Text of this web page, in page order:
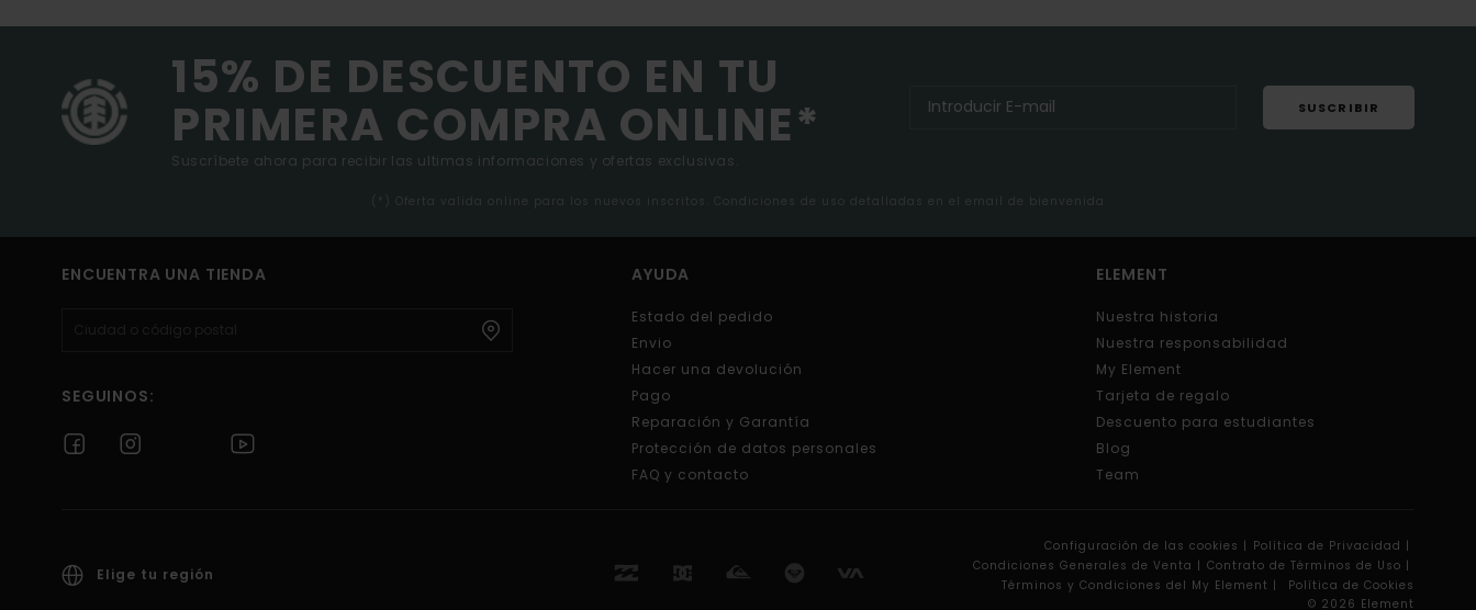
15% DE DESCUENTO EN TU
PRIMERA COMPRA ONLINE*
Suscríbete ahora para recibir las ultimas informaciones y ofertas exclusivas.
SUSCRIBIR
(*) Oferta valida online para los nuevos inscritos. Condiciones de uso detalladas en el email de bienvenida
ENCUENTRA UNA TIENDA
SEGUINOS:
AYUDA
Estado del pedido
Envio
Hacer una devolución
Pago
Reparación y Garantía
Protección de datos personales
FAQ y contacto
ELEMENT
Nuestra historia
Nuestra responsabilidad
My Element
Tarjeta de regalo
Descuento para estudiantes
Blog
Team
Elige tu región
Configuración de las cookies | Política de Privacidad |
Condiciones Generales de Venta | Contrato de Términos de Uso |
Términos y Condiciones del My Element |
Política de Cookies
© 2026 Element